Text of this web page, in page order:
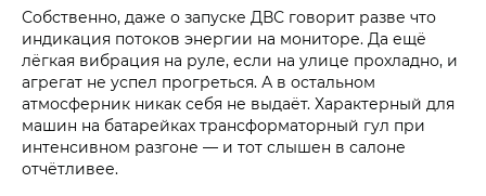
Собственно, даже о запуске ДВС говорит разве что
индикация потоков энергии на мониторе. Да ещё
лёгкая вибрация на руле, если на улице прохладно, и
агрегат не успел прогреться. А в остальном
атмосферник никак себя не выдаёт. Характерный для
машин на батарейках трансформаторный гул при
интенсивном разгоне — и тот слышен в салоне
отчётливее.